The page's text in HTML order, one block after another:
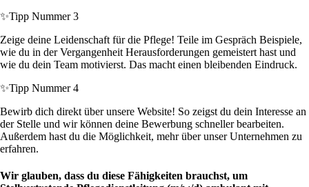
✨Tipp Nummer 3
Zeige deine Leidenschaft für die Pflege! Teile im Gespräch Beispiele,
wie du in der Vergangenheit Herausforderungen gemeistert hast und
wie du dein Team motivierst. Das macht einen bleibenden Eindruck.
✨Tipp Nummer 4
Bewirb dich direkt über unsere Website! So zeigst du dein Interesse an
der Stelle und wir können deine Bewerbung schneller bearbeiten.
Außerdem hast du die Möglichkeit, mehr über unser Unternehmen zu
erfahren.
Wir glauben, dass du diese Fähigkeiten brauchst, um